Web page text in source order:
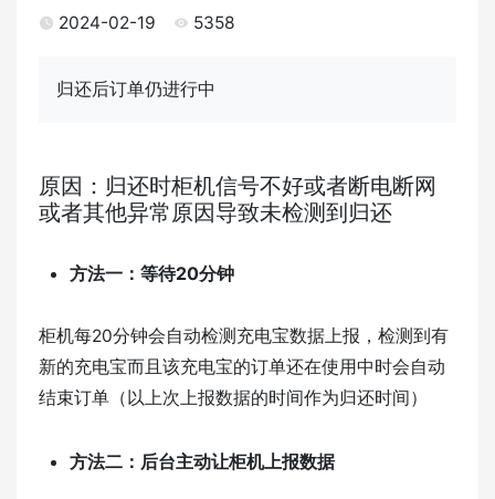
2024-02-19 5358
归还后订单仍进行中
原因：归还时柜机信号不好或者断电断网
或者其他异常原因导致未检测到归还
方法一：等待20分钟
柜机每20分钟会自动检测充电宝数据上报，检测到有
新的充电宝而且该充电宝的订单还在使用中时会自动
结束订单（以上次上报数据的时间作为归还时间）
方法二：后台主动让柜机上报数据